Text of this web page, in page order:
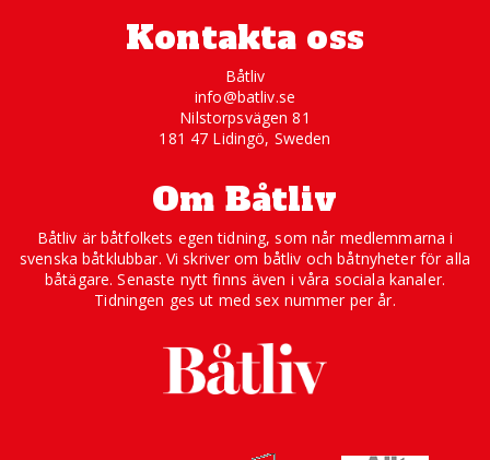
Kontakta oss
Båtliv
info@batliv.se
Nilstorpsvägen 81
181 47 Lidingö, Sweden
Om Båtliv
Båtliv är båtfolkets egen tidning, som når medlemmarna i
svenska båtklubbar. Vi skriver om båtliv och båtnyheter för alla
båtägare. Senaste nytt finns även i våra sociala kanaler.
Tidningen ges ut med sex nummer per år.